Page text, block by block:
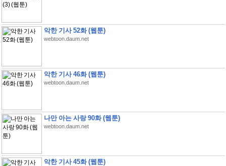
악한 기사 52화 (웹툰)
webtoon.daum.net
악한 기사 46화 (웹툰)
webtoon.daum.net
나만 아는 사랑 90화 (웹툰)
webtoon.daum.net
악한 기사 45화 (웹툰)